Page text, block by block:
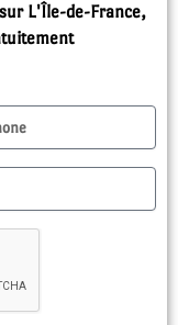
L'Île-de-France,